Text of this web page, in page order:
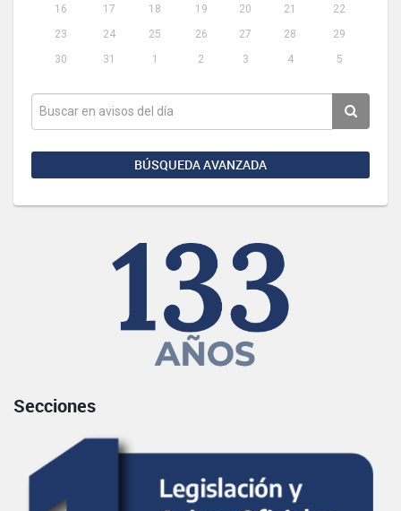
16
17 18 19 20 21
22
23
24 25 26 27 28
29
30
31 1 2 3 4 5
BÚSQUEDA AVANZADA
Secciones